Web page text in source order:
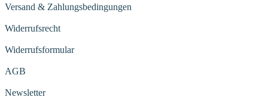
Versand & Zahlungsbedingungen
Widerrufsrecht
Widerrufsformular
AGB
Newsletter